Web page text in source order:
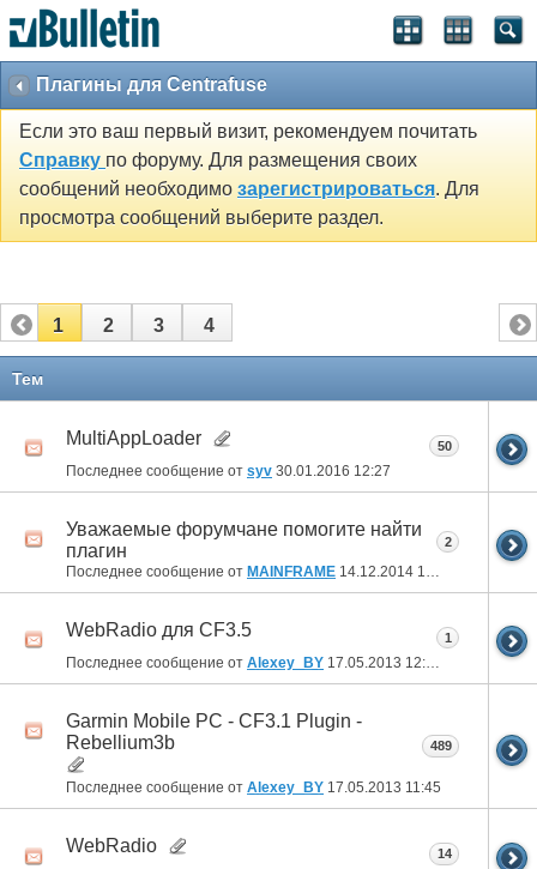
Плагины для Centrafuse
Если это ваш первый визит, рекомендуем почитать
Справку по форуму. Для размещения своих
сообщений необходимо зарегистрироваться. Для
просмотра сообщений выберите раздел.
1 2 3 4
Тем
MultiAppLoader
Последнее сообщение от syv 30.01.2016 12:27
50
Уважаемые форумчане помогите найти
плагин
Последнее сообщение от MAINFRAME 14.12.2014 10:20
2
WebRadio для CF3.5
Последнее сообщение от Alexey_BY 17.05.2013 12:47
1
Garmin Mobile PC - CF3.1 Plugin -
Rebellium3b
Последнее сообщение от Alexey_BY 17.05.2013 11:45
489
WebRadio 14